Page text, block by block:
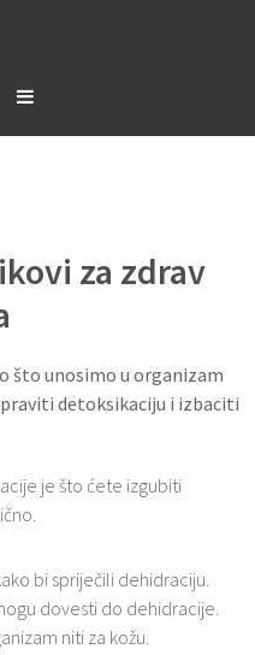
za zdrav
što unosimo u organizam
detoksikaciju i izbaciti
je što ćete izgubiti
bi spriječili dehidraciju.
dovesti do dehidracije.
niti za kožu.